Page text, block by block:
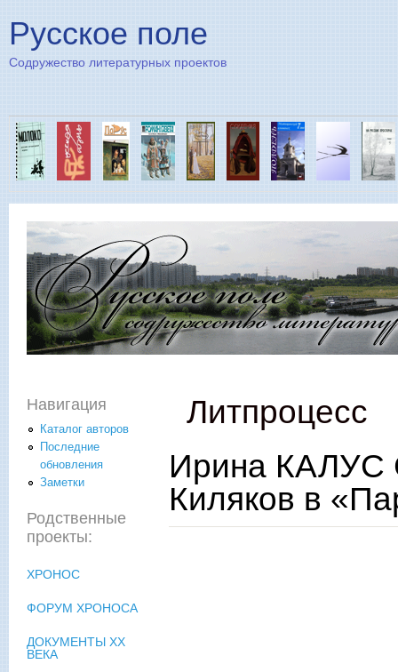
Русское поле
Содружество литературных проектов
Литпроцесс
Ирина КАЛУС
Киляков в
Навигация
Каталог авторов
Последние
обновления
Заметки
Родственные
проекты:
ХРОНОС
ФОРУМ ХРОНОСА
ДОКУМЕНТЫ XX
ВЕКА